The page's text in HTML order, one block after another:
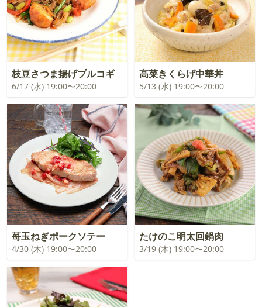
枝豆さつま揚げプルコギ
6/17 (水) 19:00〜20:00
高菜きくらげ中華丼
5/13 (水) 19:00〜20:00
苺玉ねぎポークソテー
4/30 (木) 19:00〜20:00
たけのこ明太回鍋肉
3/19 (木) 19:00〜20:00